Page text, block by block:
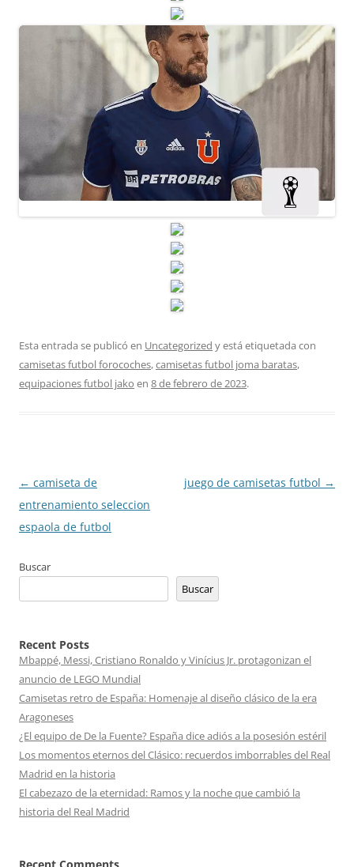
Esta entrada se publicó en Uncategorized y está etiquetada con
camisetas futbol forocoches,camisetas futbol joma baratas,
equipaciones futbol jako en 8 de febrero de 2023.
Navegación
de
entradas
← camiseta de
entrenamiento seleccion
espaola de futbol
juego de camisetas futbol →
Buscar
Buscar
Recent Posts
Mbappé, Messi, Cristiano Ronaldo y Vinícius Jr. protagonizan el
anuncio de LEGO Mundial
Camisetas retro de España: Homenaje al diseño clásico de la era
Aragoneses
¿El equipo de De la Fuente? España dice adiós a la posesión estéril
Los momentos eternos del Clásico: recuerdos imborrables del Real
Madrid en la historia
El cabezazo de la eternidad: Ramos y la noche que cambió la
historia del Real Madrid